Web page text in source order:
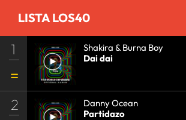
LISTA LOS40
1
Shakira & Burna Boy
Dai dai
2
Danny Ocean
Partidazo